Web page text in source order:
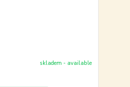
skladem - available